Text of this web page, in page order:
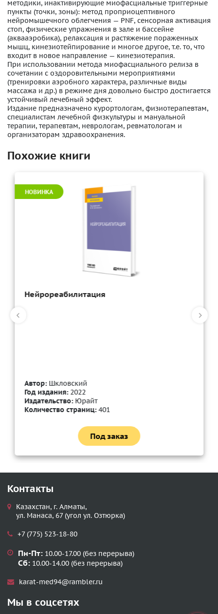
методики, инактивирующие миофасциальные триггерные
пункты (точки, зоны): метод проприоцептивного
нейромышечного облегчения — PNF, сенсорная активация
стоп, физические упражнения в зале и бассейне
(аквааэробика), релаксация и растяжение пораженных
мышц, кинезиотейпирование и многое другое, т.е. то, что
входит в новое направление — кинезиотерапия.
При использовании метода миофасциального релиза в
сочетании с оздоровительными мероприятиями
(тренировки аэробного характера, различные виды
массажа и др.) в режиме дня довольно быстро достигается
устойчивый лечебный эффект.
Издание предназначено курортологам, физиотерапевтам,
специалистам лечебной физкультуры и мануальной
терапии, терапевтам, неврологам, ревматологам и
организаторам здравоохранения.
Похожие книги
НОВИНКА
Нейрореабилитация
Автор:Шкловский
Год издания:2022
Издательство:Юрайт
Количество страниц:401
Под заказ
Контакты
Казахстан, г. Алматы,
ул. Манаса, 67 (угол ул. Озтюрка)
+7 (775) 523-18-80
Пн-Пт: 10.00-17.00 (без перерыва)
Сб: 10.00-14.00 (без перерыва)
karat-med94@rambler.ru
Мы в соцсетях